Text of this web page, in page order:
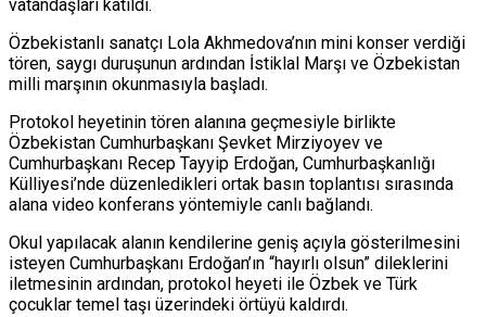
vatandaşları katıldı.
Özbekistanlı sanatçı Lola Akhmedova’nın mini konser verdiği
tören, saygı duruşunun ardından İstiklal Marşı ve Özbekistan
milli marşının okunmasıyla başladı.
Protokol heyetinin tören alanına geçmesiyle birlikte
Özbekistan Cumhurbaşkanı Şevket Mirziyoyev ve
Cumhurbaşkanı Recep Tayyip Erdoğan, Cumhurbaşkanlığı
Külliyesi’nde düzenledikleri ortak basın toplantısı sırasında
alana video konferans yöntemiyle canlı bağlandı.
Okul yapılacak alanın kendilerine geniş açıyla gösterilmesini
isteyen Cumhurbaşkanı Erdoğan’ın “hayırlı olsun” dileklerini
iletmesinin ardından, protokol heyeti ile Özbek ve Türk
çocuklar temel taşı üzerindeki örtüyü kaldırdı.